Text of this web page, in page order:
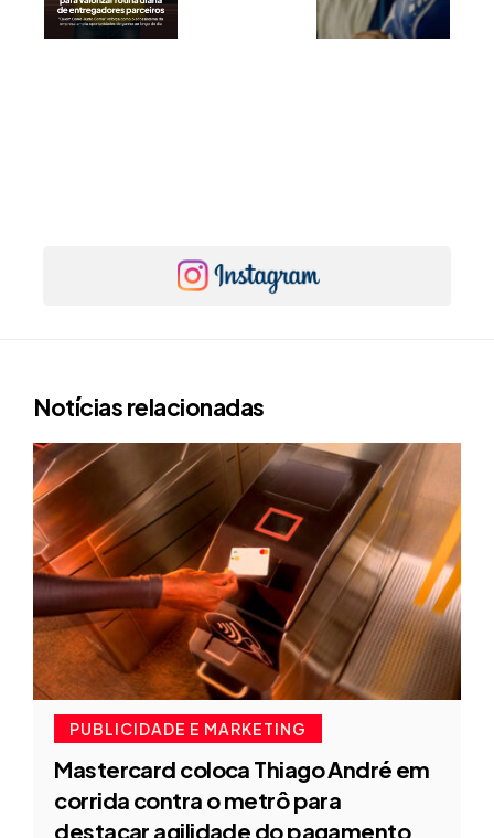
Notícias relacionadas
PUBLICIDADE E MARKETING
Mastercard coloca Thiago André em
corrida contra o metrô para
destacar agilidade do pagamento